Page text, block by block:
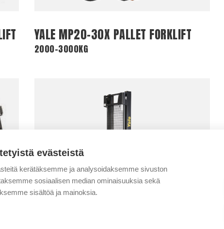
YALE MP20-30X PALLET FORKLIFT
2000-3000KG
evästeistä
kerätäksemme ja analysoidaksemme sivuston
sosiaalisen median ominaisuuksia sekä
sisältöä ja mainoksia.